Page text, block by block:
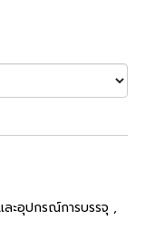
ละอุปกรณ์การบรรจุ ,